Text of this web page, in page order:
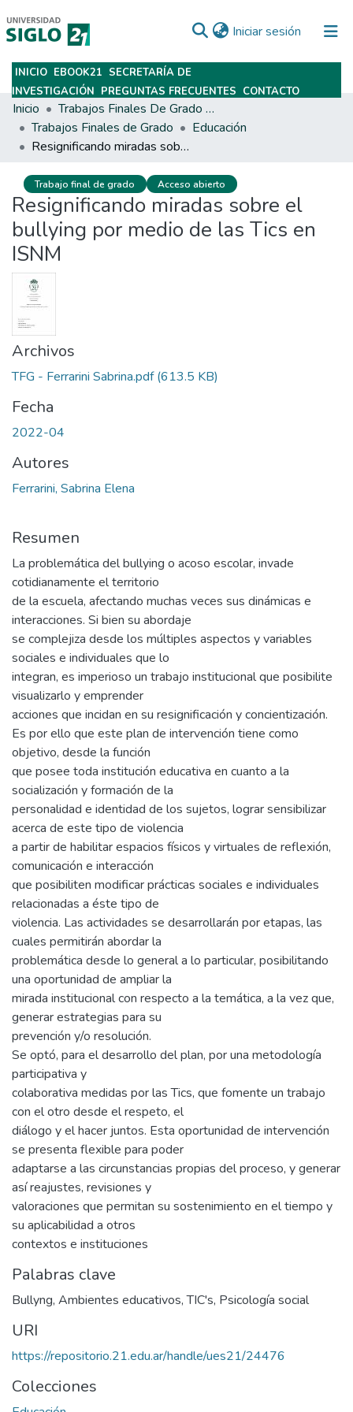
Iniciar sesión (current)
Subir
INICIO EBOOK21 SECRETARÍA DE
INVESTIGACIÓN PREGUNTAS FRECUENTES CONTACTO
Inicio
Trabajos Finales De Grado Y Posgrado
Trabajos Finales de Grado
Educación
Resignificando miradas sobre el bullying por medio de las Tics en ISNM
Trabajo final de grado Acceso abierto
Resignificando miradas sobre el
bullying por medio de las Tics en
ISNM
Archivos
TFG - Ferrarini Sabrina.pdf(613.5 KB)
Fecha
2022-04
Autores
Ferrarini, Sabrina Elena
Resumen
La problemática del bullying o acoso escolar, invade
cotidianamente el territorio
de la escuela, afectando muchas veces sus dinámicas e
interacciones. Si bien su abordaje
se complejiza desde los múltiples aspectos y variables
sociales e individuales que lo
integran, es imperioso un trabajo institucional que posibilite
visualizarlo y emprender
acciones que incidan en su resignificación y concientización.
Es por ello que este plan de intervención tiene como
objetivo, desde la función
que posee toda institución educativa en cuanto a la
socialización y formación de la
personalidad e identidad de los sujetos, lograr sensibilizar
acerca de este tipo de violencia
a partir de habilitar espacios físicos y virtuales de reflexión,
comunicación e interacción
que posibiliten modificar prácticas sociales e individuales
relacionadas a éste tipo de
violencia. Las actividades se desarrollarán por etapas, las
cuales permitirán abordar la
problemática desde lo general a lo particular, posibilitando
una oportunidad de ampliar la
mirada institucional con respecto a la temática, a la vez que,
generar estrategias para su
prevención y/o resolución.
Se optó, para el desarrollo del plan, por una metodología
participativa y
colaborativa medidas por las Tics, que fomente un trabajo
con el otro desde el respeto, el
diálogo y el hacer juntos. Esta oportunidad de intervención
se presenta flexible para poder
adaptarse a las circunstancias propias del proceso, y generar
así reajustes, revisiones y
valoraciones que permitan su sostenimiento en el tiempo y
su aplicabilidad a otros
contextos e instituciones
Palabras clave
Bullyng, Ambientes educativos,TIC's, Psicología social
URI
https://repositorio.21.edu.ar/handle/ues21/24476
Colecciones